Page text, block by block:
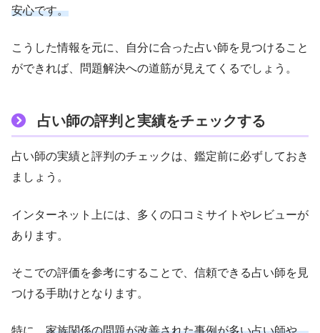
安心です。
こうした情報を元に、自分に合った占い師を見つけること
ができれば、問題解決への道筋が見えてくるでしょう。
占い師の評判と実績をチェックする
占い師の実績と評判のチェックは、鑑定前に必ずしておき
ましょう。
インターネット上には、多くの口コミサイトやレビューが
あります。
そこでの評価を参考にすることで、信頼できる占い師を見
つける手助けとなります。
特に、 家族関係の問題が改善された事例が多い占い師や、